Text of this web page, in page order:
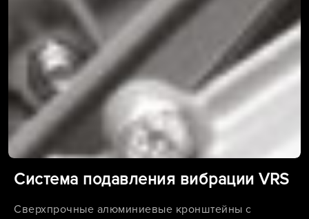
Система подавления вибрации VRS
Сверхпрочные алюминиевые кронштейны с